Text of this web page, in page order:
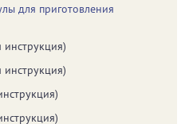
для приготовления